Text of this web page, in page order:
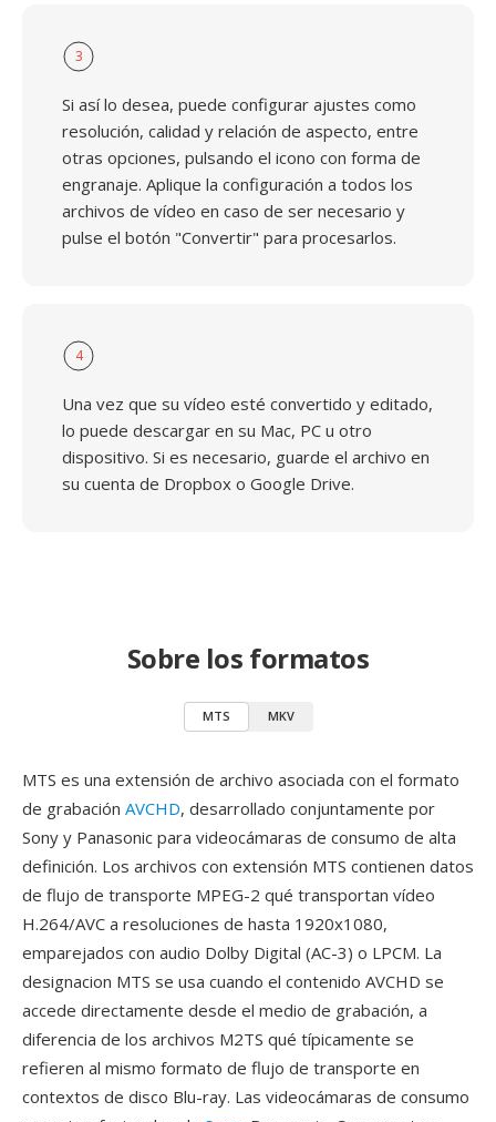
3
Si así lo desea, puede configurar ajustes como
resolución, calidad y relación de aspecto, entre
otras opciones, pulsando el icono con forma de
engranaje. Aplique la configuración a todos los
archivos de vídeo en caso de ser necesario y
pulse el botón "Convertir" para procesarlos.
4
Una vez que su vídeo esté convertido y editado,
lo puede descargar en su Mac, PC u otro
dispositivo. Si es necesario, guarde el archivo en
su cuenta de Dropbox o Google Drive.
Sobre los formatos
MTS MKV
MTS es una extensión de archivo asociada con el formato
de grabación AVCHD, desarrollado conjuntamente por
Sony y Panasonic para videocámaras de consumo de alta
definición. Los archivos con extensión MTS contienen datos
de flujo de transporte MPEG-2 qué transportan vídeo
H.264/AVC a resoluciones de hasta 1920x1080,
emparejados con audio Dolby Digital (AC-3) o LPCM. La
designacion MTS se usa cuando el contenido AVCHD se
accede directamente desde el medio de grabación, a
diferencia de los archivos M2TS qué típicamente se
refieren al mismo formato de flujo de transporte en
contextos de disco Blu-ray. Las videocámaras de consumo